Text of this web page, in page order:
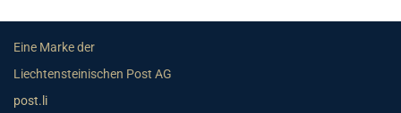
Eine Marke der
Liechtensteinischen Post AG
post.li